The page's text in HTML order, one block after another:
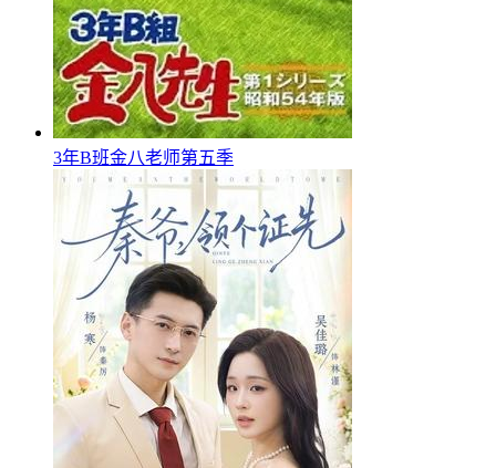
3年B班金八老师第五季